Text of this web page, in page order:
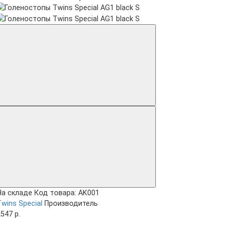
складе Код товара: AK001
Special Производитель
р.